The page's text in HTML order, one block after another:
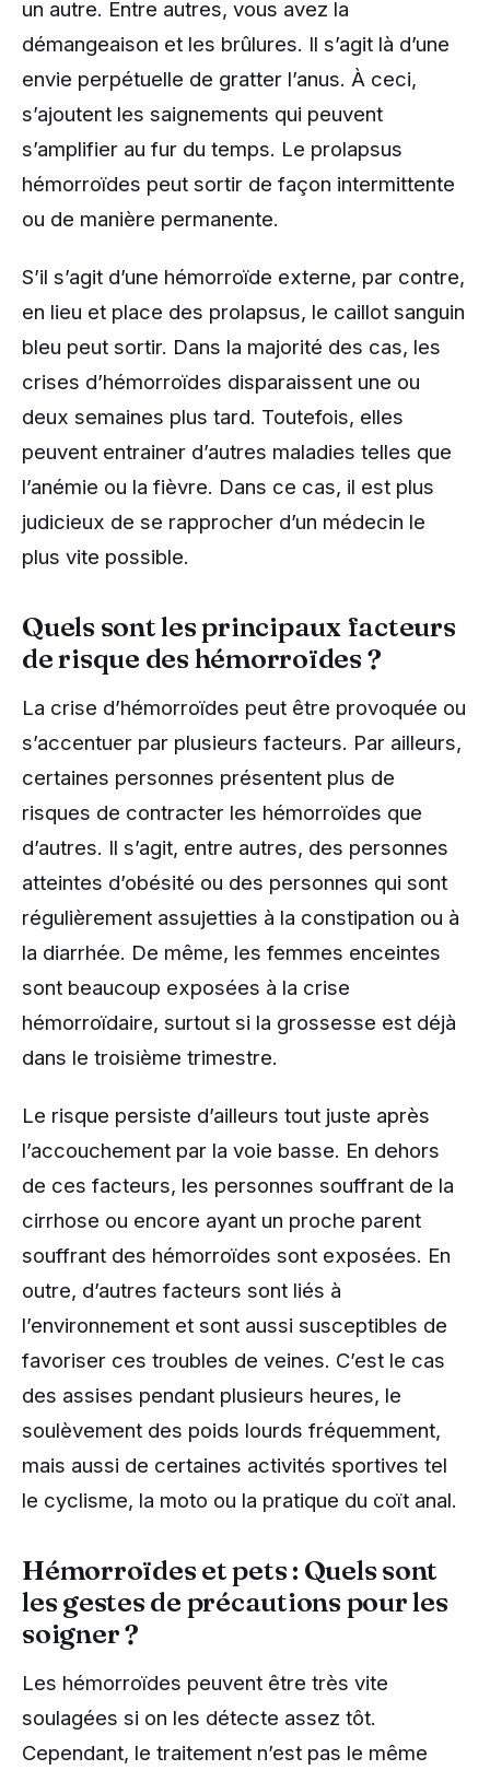
un autre. Entre autres, vous avez la
démangeaison et les brûlures. Il s’agit là d’une
envie perpétuelle de gratter l’anus. À ceci,
s’ajoutent les saignements qui peuvent
s’amplifier au fur du temps. Le prolapsus
hémorroïdes peut sortir de façon intermittente
ou de manière permanente.
S’il s’agit d’une hémorroïde externe, par contre,
en lieu et place des prolapsus, le caillot sanguin
bleu peut sortir. Dans la majorité des cas, les
crises d’hémorroïdes disparaissent une ou
deux semaines plus tard. Toutefois, elles
peuvent entrainer d’autres maladies telles que
l’anémie ou la fièvre. Dans ce cas, il est plus
judicieux de se rapprocher d’un médecin le
plus vite possible.
Quels sont les principaux facteurs
de risque des hémorroïdes ?
La crise d’hémorroïdes peut être provoquée ou
s’accentuer par plusieurs facteurs. Par ailleurs,
certaines personnes présentent plus de
risques de contracter les hémorroïdes que
d’autres. Il s’agit, entre autres, des personnes
atteintes d’obésité ou des personnes qui sont
régulièrement assujetties à la constipation ou à
la diarrhée. De même, les femmes enceintes
sont beaucoup exposées à la crise
hémorroïdaire, surtout si la grossesse est déjà
dans le troisième trimestre.
Le risque persiste d’ailleurs tout juste après
l’accouchement par la voie basse. En dehors
de ces facteurs, les personnes souffrant de la
cirrhose ou encore ayant un proche parent
souffrant des hémorroïdes sont exposées. En
outre, d’autres facteurs sont liés à
l’environnement et sont aussi susceptibles de
favoriser ces troubles de veines. C’est le cas
des assises pendant plusieurs heures, le
soulèvement des poids lourds fréquemment,
mais aussi de certaines activités sportives tel
le cyclisme, la moto ou la pratique du coït anal.
Hémorroïdes et pets : Quels sont
les gestes de précautions pour les
soigner ?
Les hémorroïdes peuvent être très vite
soulagées si on les détecte assez tôt.
Cependant, le traitement n’est pas le même